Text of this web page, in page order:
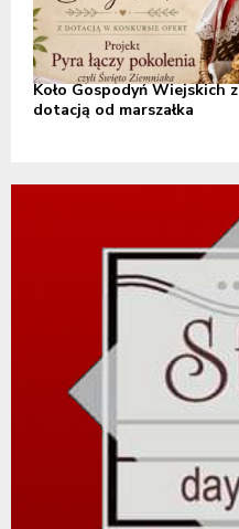
Koło Gospodyń Wiejskich z
dotacją od marszałka